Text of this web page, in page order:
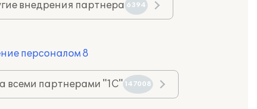
внедрения партнера 6394
персоналом 8
всеми партнерами "1С" 147008